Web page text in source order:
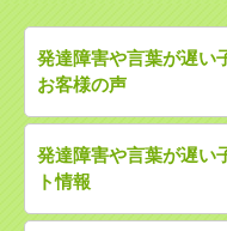
発達障害や言葉が遅い
お客様の声
発達障害や言葉が遅い
ト情報